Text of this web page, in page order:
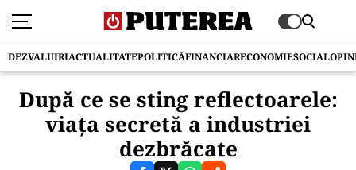
DEZVALUIRIACTUALITATEPOLITICĂFINANCIARECONOMIESOCIAL
După ce se sting reflectoarele:
viața secretă a industriei
dezbrăcate